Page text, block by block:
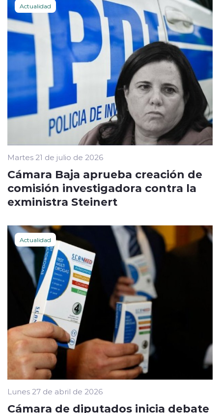
Actualidad
Martes 21 de julio de 2026
Cámara Baja aprueba creación de
comisión investigadora contra la
exministra Steinert
Actualidad
Lunes 27 de abril de 2026
Cámara de diputados inicia debate